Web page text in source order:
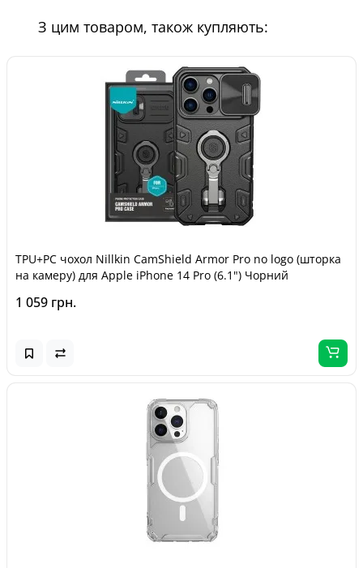
З цим товаром, також купляють:
TPU+PC чохол Nillkin CamShield Armor Pro no logo (шторка
на камеру) для Apple iPhone 14 Pro (6.1") Чорний
1 059 грн.